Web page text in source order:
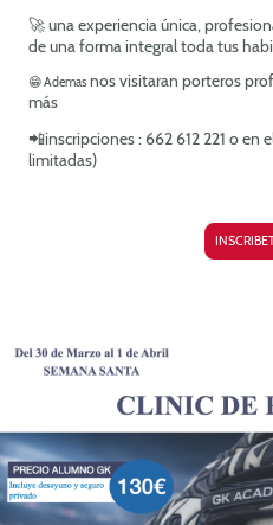
🚀 una experiencia única,
de una forma integral toda tus
😁 Ademas nos visitaran porteros
más
📲inscripciones : 662 612 221 o en
limitadas)